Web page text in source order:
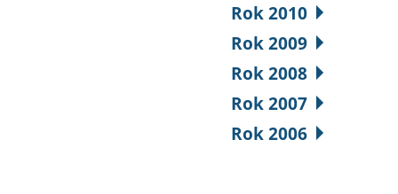
Rok 2010
Rok 2009
Rok 2008
Rok 2007
Rok 2006